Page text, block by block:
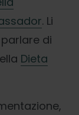
. Li
di
Dieta